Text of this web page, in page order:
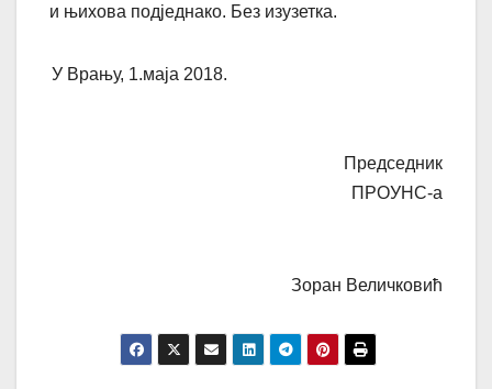
и њихова подједнако. Без изузетка.
У Врању, 1.маја 2018.
Председник
ПРОУНС-а
Зоран Величковић